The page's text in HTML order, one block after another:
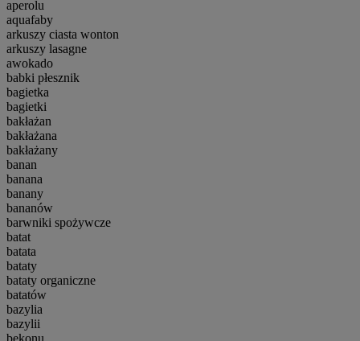
aperolu
aquafaby
arkuszy ciasta wonton
arkuszy lasagne
awokado
babki płesznik
bagietka
bagietki
bakłażan
bakłażana
bakłażany
banan
banana
banany
bananów
barwniki spożywcze
batat
batata
bataty
bataty organiczne
batatów
bazylia
bazylii
bekonu